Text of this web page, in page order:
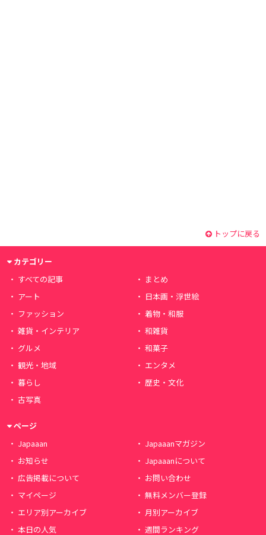
トップに戻る
カテゴリー
すべての記事
まとめ
アート
日本画・浮世絵
ファッション
着物・和服
雑貨・インテリア
和雑貨
グルメ
和菓子
観光・地域
エンタメ
暮らし
歴史・文化
古写真
ページ
Japaaan
Japaaanマガジン
お知らせ
Japaaanについて
広告掲載について
お問い合わせ
マイページ
無料メンバー登録
エリア別アーカイブ
月別アーカイブ
本日の人気
週間ランキング